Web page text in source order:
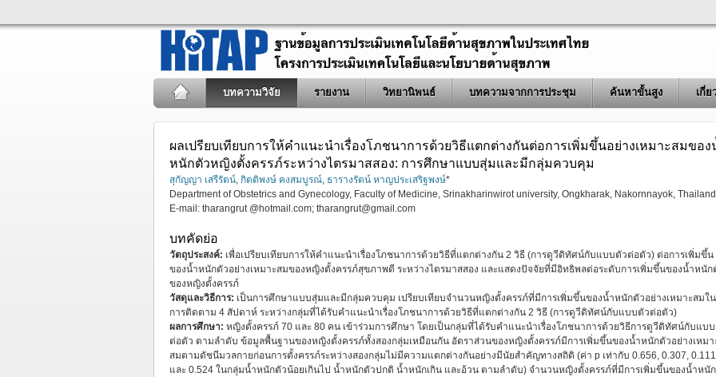
บทความวิจัย รายงาน วิทยานิพนธ์ บทความจากการประชุม ค้นหาขั้นสูง เกี่ย
ผลเปรียบเทียบการให้คำแนะนำเรื่องโภชนาการด้วยวิธีแตกต่างกันต่อการเพิ่มขึ้นอย่างเหมาะสมของ
หนักตัวหญิงตั้งครรภ์ระหว่างไตรมาสสอง: การศึกษาแบบสุ่มและมีกลุ่มควบคุม
สุกัญญา เสรีรัตน์, กิตติพงษ์ คงสมบูรณ์, ธารางรัตน์ หาญประเสริฐพงษ์*
Department of Obstetrics and Gynecology, Faculty of Medicine, Srinakharinwirot university, Ongkharak, Nakornnayok,
E-mail: tharangrut @hotmail.com; tharangrut@gmail.com
บทคัดย่อ
วัตถุประสงค์: เพื่อเปรียบเทียบการให้คำแนะนำเรื่องโภชนาการด้วยวิธีที่แตกต่างกัน 2 วิธี (การดูวีดิทัศน์กับแบบตัวต่อตัว) ต่อการเพิ่มขึ้น
ของน้ำหนักตัวอย่างเหมาะสมของหญิงตั้งครรภ์สุขภาพดี ระหว่างไตรมาสสอง และแสดงปัจจัยที่มีอิทธิพลต่อระดับการเพิ่มขึ้นของน้ำหนัก
ของหญิงตั้งครรภ์
วัสดุและวิธีการ: เป็นการศึกษาแบบสุ่มและมีกลุ่มควบคุม เปรียบเทียบจำนวนหญิงตั้งครรภ์ที่มีการเพิ่มขึ้นของน้ำหนักตัวอย่างเหมาะสมใน
การติดตาม 4 สัปดาห์ ระหว่างกลุ่มที่ได้รับคำแนะนำเรื่องโภชนาการด้วยวิธีที่แตกต่างกัน 2 วิธี (การดูวีดิทัศน์กับแบบตัวต่อตัว)
ผลการศึกษา: หญิงตั้งครรภ์ 70 และ 80 คน เข้าร่วมการศึกษา โดยเป็นกลุ่มที่ได้รับคำแนะนำเรื่องโภชนาการด้วยวิธีการดูวีดิทัศน์กับแบ
ต่อตัว ตามลำดับ ข้อมูลพื้นฐานของหญิงตั้งครรภ์ทั้งสองกลุ่มเหมือนกัน อัตราส่วนของหญิงตั้งครรภ์มีการเพิ่มขึ้นของน้ำหนักตัวอย่างเหมา
สมตามดัชนีมวลกายก่อนการตั้งครรภ์ระหว่างสองกลุ่มไม่มีความแตกต่างกันอย่างมีนัยสำคัญทางสถิติ (ค่า p เท่ากับ 0.656, 0.307,
และ 0.524 ในกลุ่มน้ำหนักตัวน้อยเกินไป น้ำหนักตัวปกติ น้ำหนักเกิน และอ้วน ตามลำดับ) จำนวนหญิงตั้งครรภ์ที่มีการเพิ่มขึ้นของน้ำหนัก